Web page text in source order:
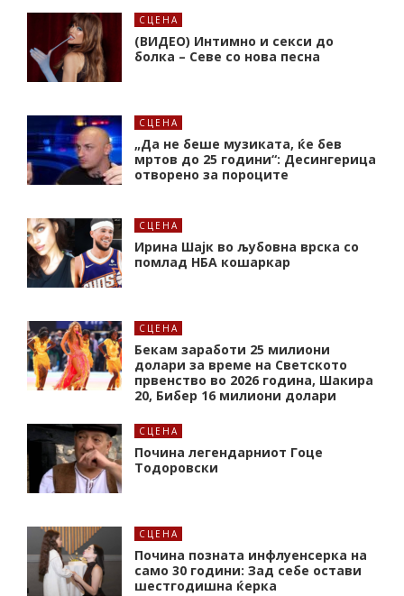
СЦЕНА
(ВИДЕО) Интимно и секси до
болка – Севе со нова песна
СЦЕНА
„Да не беше музиката, ќе бев
мртов до 25 години“: Десингерица
отворено за пороците
СЦЕНА
Ирина Шајк во љубовна врска со
помлад НБА кошаркар
СЦЕНА
Бекам заработи 25 милиони
долари за време на Светското
првенство во 2026 година, Шакира
20, Бибер 16 милиони долари
СЦЕНА
Почина легендарниот Гоце
Тодоровски
СЦЕНА
Почина позната инфлуенсерка на
само 30 години: Зад себе остави
шестгодишна ќерка